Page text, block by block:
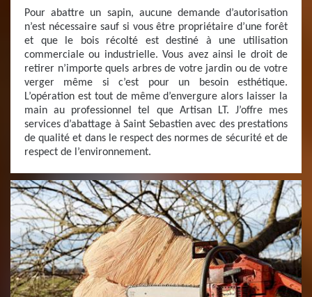
Pour abattre un sapin, aucune demande d’autorisation
n’est nécessaire sauf si vous être propriétaire d’une forêt
et que le bois récolté est destiné à une utilisation
commerciale ou industrielle. Vous avez ainsi le droit de
retirer n’importe quels arbres de votre jardin ou de votre
verger même si c’est pour un besoin esthétique.
L’opération est tout de même d’envergure alors laisser la
main au professionnel tel que Artisan LT. J’offre mes
services d’abattage à Saint Sebastien avec des prestations
de qualité et dans le respect des normes de sécurité et de
respect de l’environnement.